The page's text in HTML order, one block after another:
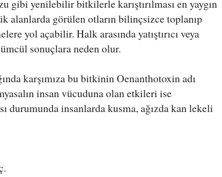
gibi yenilebilir bitkilerle karıştırılması en yaygın
alanlarda görülen otların bilinçsizce toplanıp
yol açabilir. Halk arasında yatıştırıcı veya
sonuçlara neden olur.
karşımıza bu bitkinin Oenanthotoxin adı
insan vücuduna olan etkileri ise
durumunda insanlarda kusma, ağızda kan lekeli